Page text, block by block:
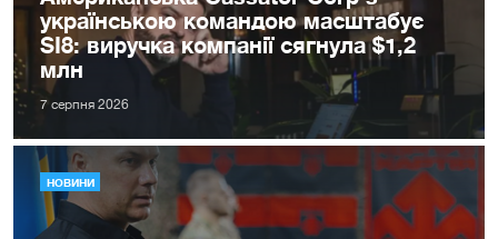
українською командою масштабує
SI8: виручка компанії сягнула $1,2
млн
7 серпня 2026
НОВИНИ